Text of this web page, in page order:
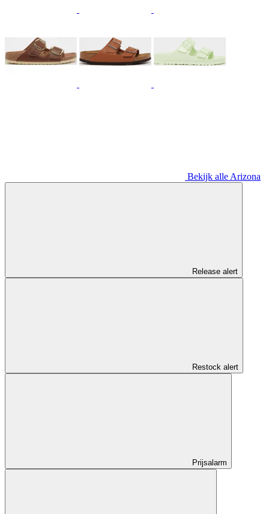
Bekijk alle Arizona
Release alert
Restock alert
Prijsalarm